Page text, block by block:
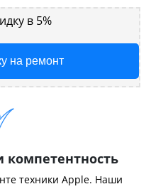
в 5%
на ремонт
техники Apple. Наши